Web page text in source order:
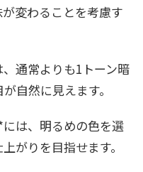
変わることを考慮す
通常よりも1トーン暗
自然に見えます。
は、明るめの色を選
がりを目指せます。